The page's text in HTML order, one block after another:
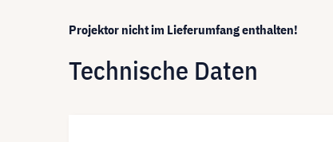
Projektor nicht im Lieferumfang enthalten!
Technische Daten